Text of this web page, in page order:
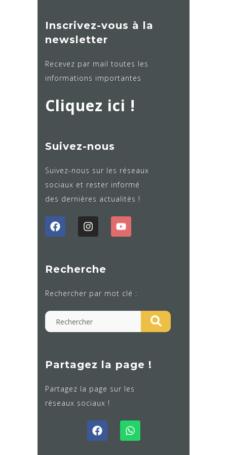
Inscrivez-vous à la
newsletter
Recevez par mail toutes les
informations importantes
Cliquez ici !
Suivez-nous
Suivez-nous sur les réseaux
sociaux et rester informé
des dernières actualités !
Recherche
Rechercher par mot clé :
Partagez la page !
Partagez la page sur les
réseaux sociaux !